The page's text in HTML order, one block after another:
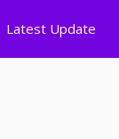
Latest Update